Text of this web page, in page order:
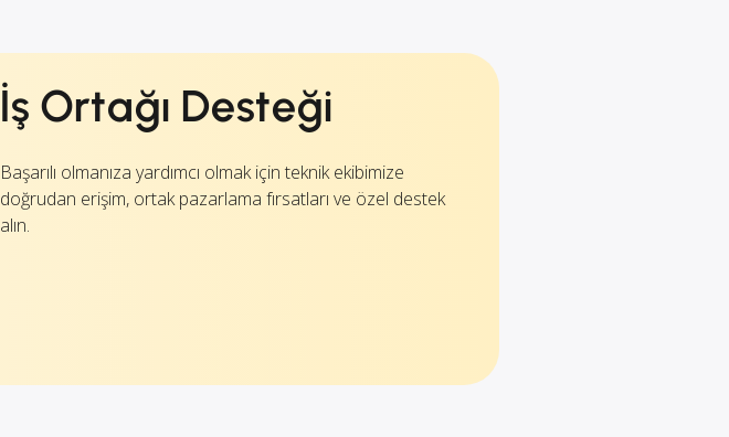
İş Ortağı Desteği
Başarılı olmanıza yardımcı olmak için teknik ekibimize
doğrudan erişim, ortak pazarlama fırsatları ve özel destek
alın.